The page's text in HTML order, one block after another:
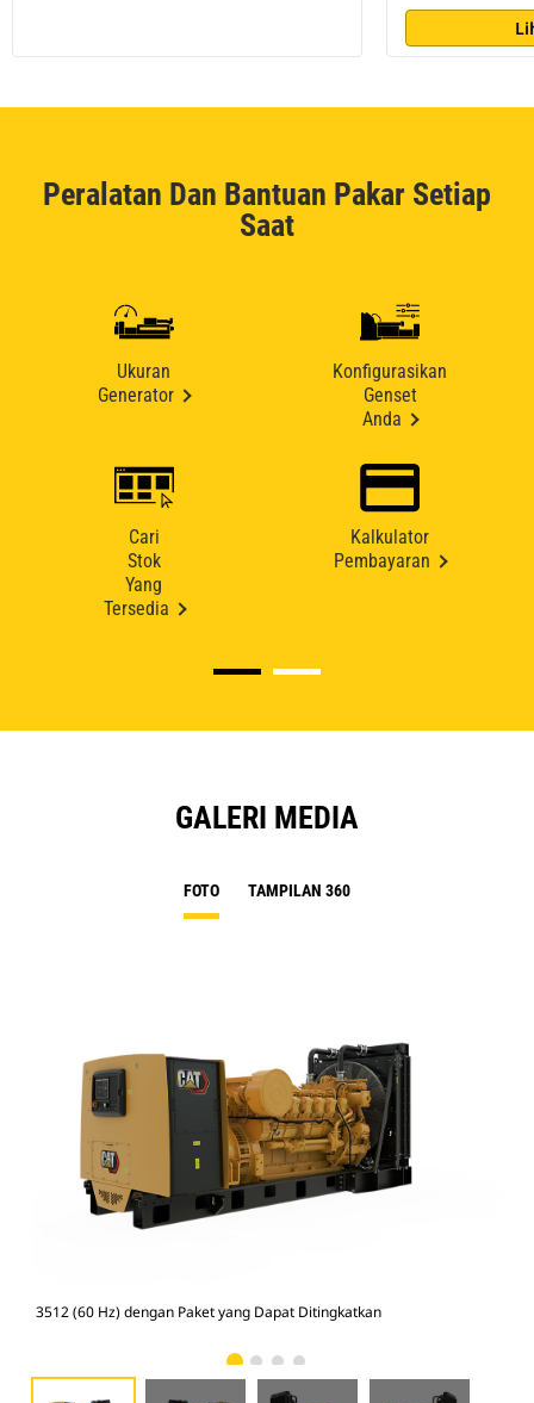
Peralatan Dan Bantuan Pakar Setiap
Saat
Ukuran
Generator
Konfigurasikan
Genset
Anda
Cari
Stok
Yang
Tersedia
Kalkulator
Pembayaran
GALERI MEDIA
FOTO TAMPILAN 360
3512 (60 Hz) dengan Paket yang Dapat Ditingkatkan